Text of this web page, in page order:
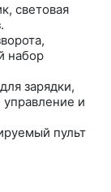
световая
набор
зарядки,
и
пульт